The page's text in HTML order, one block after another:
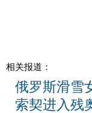
相关报道：
俄罗斯滑雪
索契进入残